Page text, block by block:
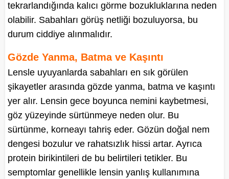
tekrarlandığında kalıcı görme bozukluklarına neden
olabilir. Sabahları görüş netliği bozuluyorsa, bu
durum ciddiye alınmalıdır.
Gözde Yanma, Batma ve Kaşıntı
Lensle uyuyanlarda sabahları en sık görülen
şikayetler arasında gözde yanma, batma ve kaşıntı
yer alır. Lensin gece boyunca nemini kaybetmesi,
göz yüzeyinde sürtünmeye neden olur. Bu
sürtünme, korneayı tahriş eder. Gözün doğal nem
dengesi bozulur ve rahatsızlık hissi artar. Ayrıca
protein birikintileri de bu belirtileri tetikler. Bu
semptomlar genellikle lensin yanlış kullanımına